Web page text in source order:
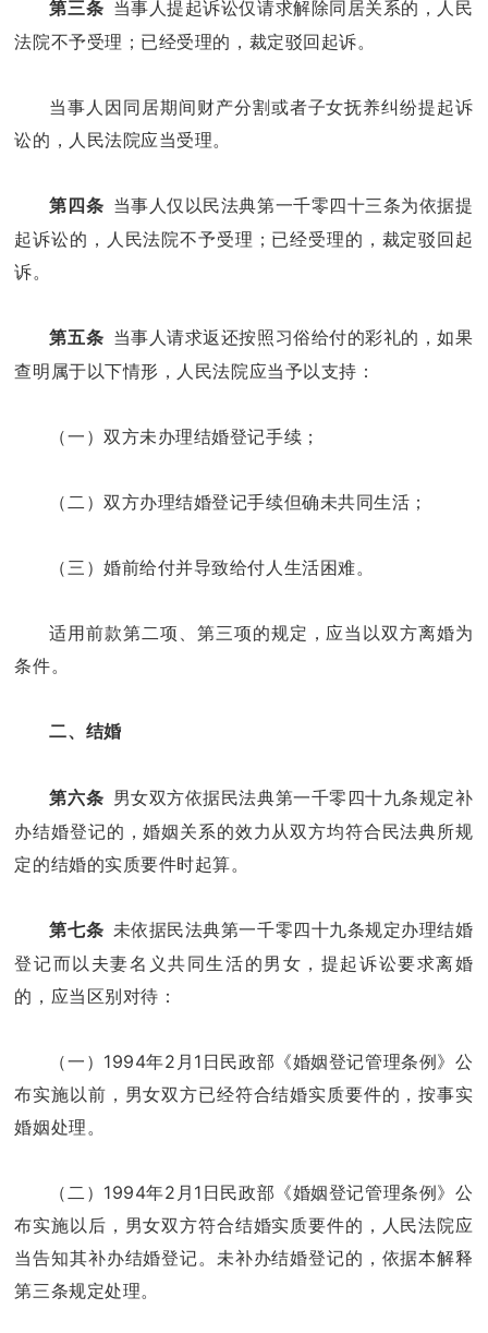
第三条 当事人提起诉讼仅请求解除同居关系的，人民
法院不予受理；已经受理的，裁定驳回起诉。
当事人因同居期间财产分割或者子女抚养纠纷提起诉
讼的，人民法院应当受理。
第四条 当事人仅以民法典第一千零四十三条为依据提
起诉讼的，人民法院不予受理；已经受理的，裁定驳回起
诉。
第五条 当事人请求返还按照习俗给付的彩礼的，如果
查明属于以下情形，人民法院应当予以支持：
（一）双方未办理结婚登记手续；
（二）双方办理结婚登记手续但确未共同生活；
（三）婚前给付并导致给付人生活困难。
适用前款第二项、第三项的规定，应当以双方离婚为
条件。
二、结婚
第六条 男女双方依据民法典第一千零四十九条规定补
办结婚登记的，婚姻关系的效力从双方均符合民法典所规
定的结婚的实质要件时起算。
第七条 未依据民法典第一千零四十九条规定办理结婚
登记而以夫妻名义共同生活的男女，提起诉讼要求离婚
的，应当区别对待：
（一）1994年2月1日民政部《婚姻登记管理条例》公
布实施以前，男女双方已经符合结婚实质要件的，按事实
婚姻处理。
（二）1994年2月1日民政部《婚姻登记管理条例》公
布实施以后，男女双方符合结婚实质要件的，人民法院应
当告知其补办结婚登记。未补办结婚登记的，依据本解释
第三条规定处理。